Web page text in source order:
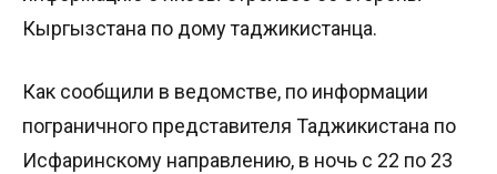
Кыргызстана по дому таджикистанца.
Как сообщили в ведомстве, по информации
пограничного представителя Таджикистана по
Исфаринскому направлению, в ночь с 22 по 23